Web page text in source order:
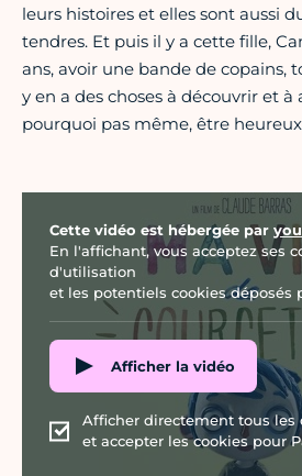
leurs histoires et elles sont aussi
tendres. Et puis il y a cette fille,
ans, avoir une bande de copains,
y en a des choses à découvrir et à
pourquoi pas même, être
Cette vidéo est hébergée par
En l'affichant, vous acceptez ses
d'utilisation
et les potentiels cookies déposés
Afficher la vidéo
Afficher directement tous les
et accepter les cookies pour